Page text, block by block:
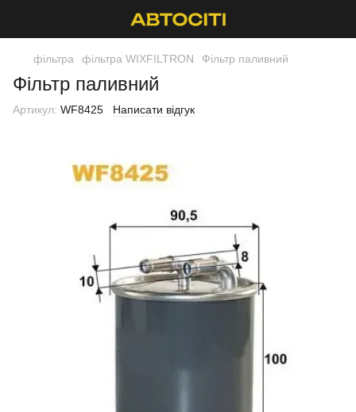
фільтра фільтра WIXFILTRON Фільтр паливний
Фільтр паливний
Артикул: WF8425 Написати відгук